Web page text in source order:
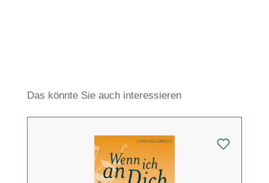
Produktgalerie überspringen
Das könnte Sie auch interessieren